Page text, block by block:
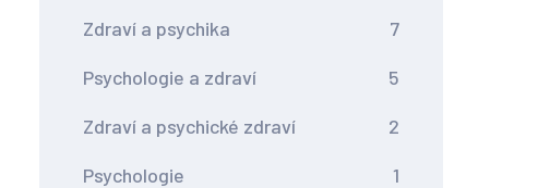
Zdraví a psychika 7
Psychologie a zdraví 5
Zdraví a psychické zdraví 2
Psychologie 1